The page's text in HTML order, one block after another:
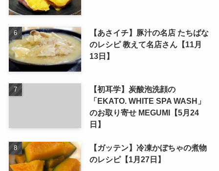
【あさイチ】豚汁の名店 たちばな
のレシピ 教えて名店さん【11月
13日】
【初耳学】炭酸泡洗顔の
「EKATO. WHITE SPA WASH」
のお取り寄せ MEGUMI【5月24
日】
【ガッテン】冷凍かぼちゃの煮物
のレシピ【1月27日】